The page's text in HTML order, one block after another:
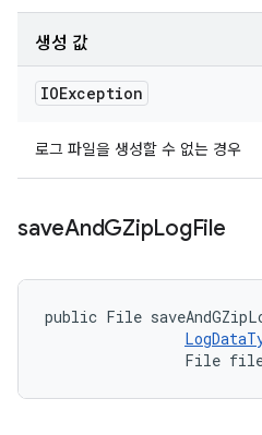
생성 값
IOException
로그 파일을 생성할 수 없는 경우
saveAndGZipLogFile
public File
File